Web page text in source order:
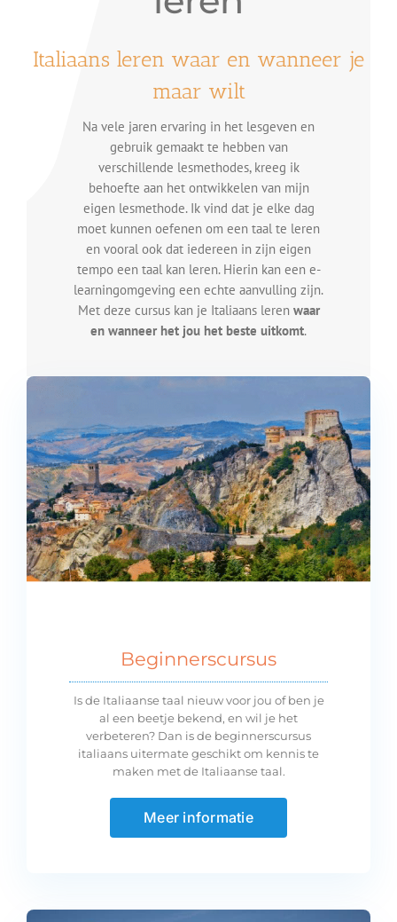
Over mij
Italiaans leren waar en wanneer je
maar wilt
Na vele jaren ervaring in het lesgeven en
gebruik gemaakt te hebben van
verschillende lesmethodes, kreeg ik
behoefte aan het ontwikkelen van mijn
eigen lesmethode. Ik vind dat je elke dag
moet kunnen oefenen om een taal te leren
en vooral ook dat iedereen in zijn eigen
tempo een taal kan leren. Hierin kan een e-
learningomgeving een echte aanvulling zijn.
Met deze cursus kan je Italiaans leren waar
en wanneer het jou het beste uitkomt.
Beginnerscursus
Is de Italiaanse taal nieuw voor jou of ben je
al een beetje bekend, en wil je het
verbeteren? Dan is de beginnerscursus
italiaans uitermate geschikt om kennis te
maken met de Italiaanse taal.
Meer informatie